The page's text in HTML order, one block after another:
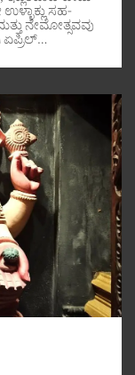
ಸಹ-
ನೇಮೋತ್ಸವವು
ಏಪ್ರಿಲ್…